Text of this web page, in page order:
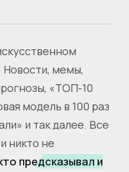
Новости, мемы,
«ТОП-10
модель в 100 раз
и так далее. Все
никто не
предсказывал и